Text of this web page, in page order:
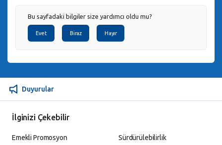
Bu sayfadaki bilgiler size yardımcı oldu mu?
Evet Biraz Hayır
Duyurular
İlginizi Çekebilir
Emekli Promosyon
Sürdürülebilirlik